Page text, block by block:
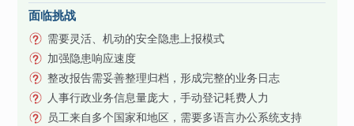
面临挑战
需要灵活、机动的安全隐患上报模式
加强隐患响应速度
整改报告需妥善整理归档，形成完整的业务日志
人事行政业务信息量庞大，手动登记耗费人力
员工来自多个国家和地区，需要多语言办公系统支持